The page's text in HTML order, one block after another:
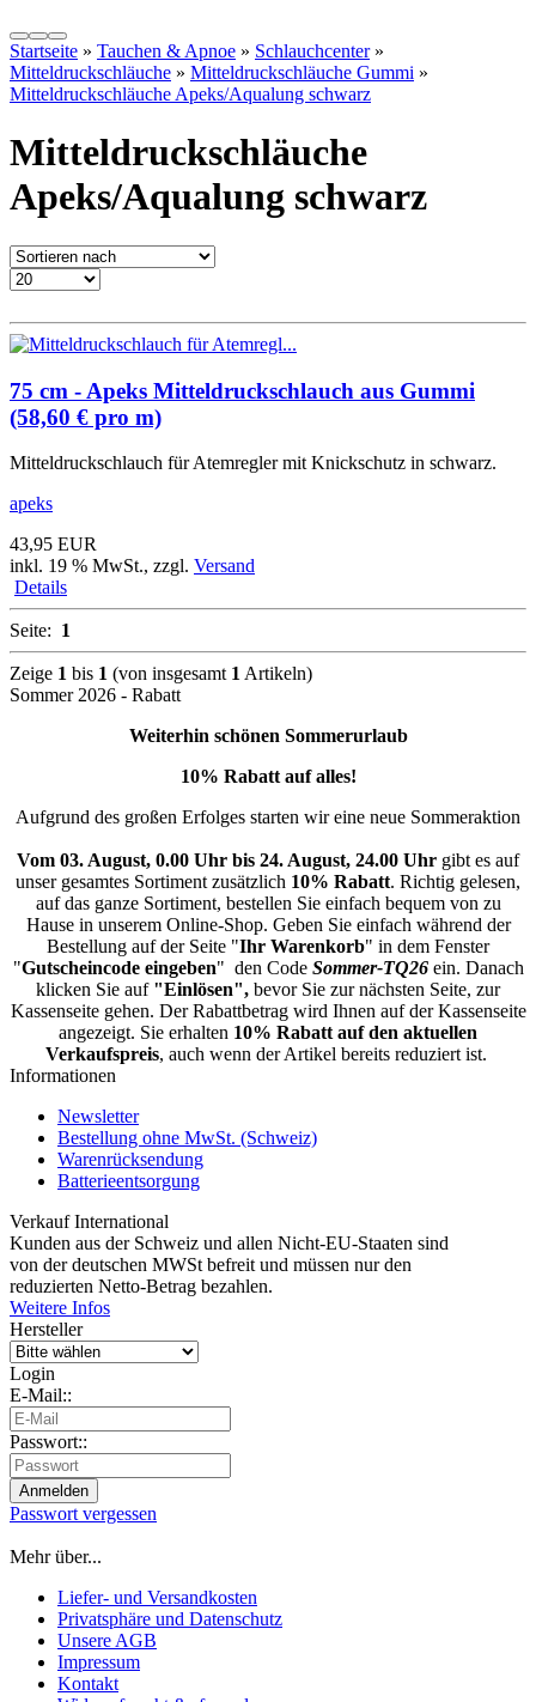
Startseite » Tauchen & Apnoe » Schlauchcenter»
Mitteldruckschläuche » Mitteldruckschläuche Gummi »
Mitteldruckschläuche Apeks/Aqualung schwarz
Mitteldruckschläuche
Apeks/Aqualung schwarz
75 cm - Apeks Mitteldruckschlauch aus Gummi
(58,60 € pro m)
Mitteldruckschlauch für Atemregler mit Knickschutz in schwarz.
apeks
43,95 EUR
inkl. 19 % MwSt., zzgl. Versand
Details
Seite: 1
Zeige 1 bis 1 (von insgesamt 1 Artikeln)
Sommer 2026 - Rabatt
Weiterhin schönen Sommerurlaub
10% Rabatt auf alles!
Aufgrund des großen Erfolges starten wir eine neue Sommeraktion
Vom 03. August, 0.00 Uhr bis 24. August, 24.00 Uhr gibt es auf
unser gesamtes Sortiment zusätzlich 10% Rabatt. Richtig gelesen,
auf das ganze Sortiment, bestellen Sie einfach bequem von zu
Hause in unserem Online-Shop. Geben Sie einfach während der
Bestellung auf der Seite "Ihr Warenkorb" in dem Fenster
"Gutscheincode eingeben" den Code Sommer-TQ26 ein. Danach
klicken Sie auf "Einlösen", bevor Sie zur nächsten Seite, zur
Kassenseite gehen. Der Rabattbetrag wird Ihnen auf der Kassenseite
angezeigt. Sie erhalten 10% Rabatt auf den aktuellen
Verkaufspreis, auch wenn der Artikel bereits reduziert ist.
Informationen
Newsletter
Bestellung ohne MwSt. (Schweiz)
Warenrücksendung
Batterieentsorgung
Verkauf International
Kunden aus der Schweiz und allen Nicht-EU-Staaten sind
von der deutschen MWSt befreit und müssen nur den
reduzierten Netto-Betrag bezahlen.
Weitere Infos
Hersteller
Login
E-Mail::
Passwort::
Passwort vergessen
Mehr über...
Liefer- und Versandkosten
Privatsphäre und Datenschutz
Unsere AGB
Impressum
Kontakt